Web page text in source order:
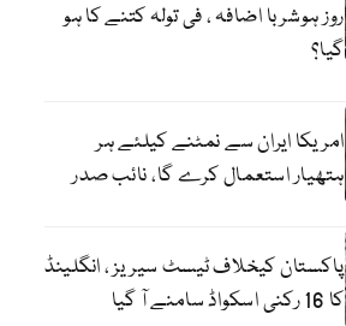
روز ہوشربا اضافہ ، فی تولہ کتنے کا ہو
گیا؟
امریکا ایران سے نمٹنے کیلئے ہر
ہتھیار استعمال کرے گا، نائب صدر
پاکستان کیخلاف ٹیسٹ سیریز ، انگلینڈ
کا 16 رکنی اسکواڈ سامنے آ گیا